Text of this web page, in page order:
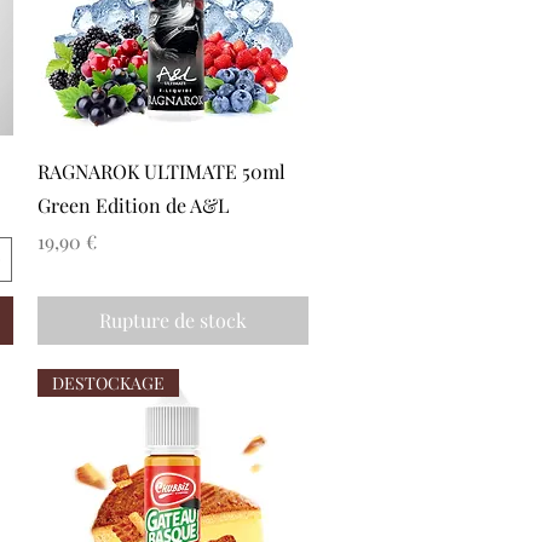
Aperçu rapide
RAGNAROK ULTIMATE 50ml
Green Edition de A&L
Prix
19,90 €
Rupture de stock
DESTOCKAGE